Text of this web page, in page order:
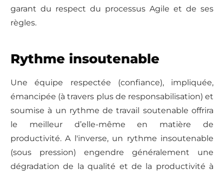
garant du respect du processus Agile et de ses
règles.
Rythme insoutenable
Une équipe respectée (confiance), impliquée,
émancipée (à travers plus de responsabilisation) et
soumise à un rythme de travail soutenable offrira
le meilleur d’elle-même en matière de
productivité. A l'inverse, un rythme insoutenable
(sous pression) engendre généralement une
dégradation de la qualité et de la productivité à